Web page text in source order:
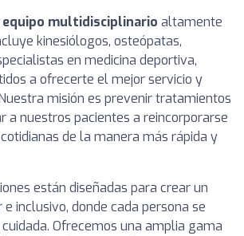
equipo multidisciplinario altamente
kinesiólogos, osteópatas,
en medicina deportiva,
a ofrecerte el mejor servicio y
misión es prevenir tratamientos
a nuestros pacientes a reincorporarse
de la manera más rápida y
están diseñadas para crear un
inclusivo, donde cada persona se
Ofrecemos una amplia gama